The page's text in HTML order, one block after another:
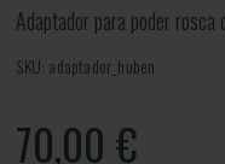
Adaptador para poder
SKU: adaptador_huben
70,00 €